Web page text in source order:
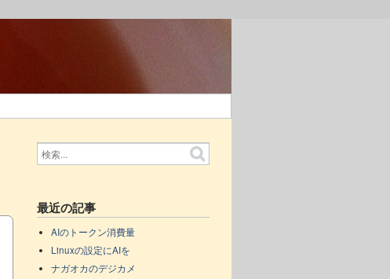
最近の記事
AIのトークン消費量
Linuxの設定にAIを
ナガオカのデジカメ